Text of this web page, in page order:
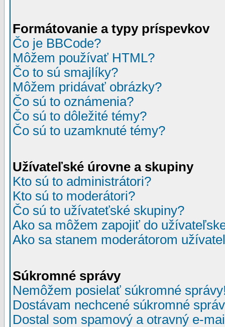
Formátovanie a typy príspevkov
Čo je BBCode?
Môžem používať HTML?
Čo to sú smajlíky?
Môžem pridávať obrázky?
Čo sú to oznámenia?
Čo sú to dôležité témy?
Čo sú to uzamknuté témy?
Užívateľské úrovne a skupiny
Kto sú to administrátori?
Kto sú to moderátori?
Čo sú to užívateťské skupiny?
Ako sa môžem zapojiť do
Ako sa stanem moderátorom
Súkromné správy
Nemôžem posielať súkromné
Dostávam nechcené súkromné
Dostal som spamový a otravný e-